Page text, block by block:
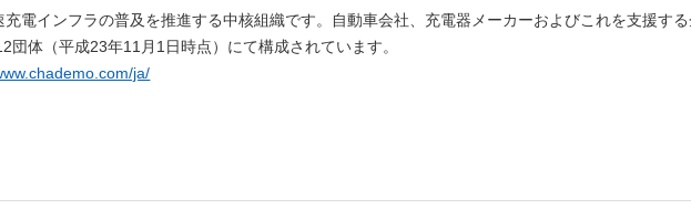
充電インフラの普及を推進する中核組織です。自動車会社、充電器メーカーおよびこれを支援す
団体（平成23年11月1日時点）にて構成されています。
ja/（新しいウィンドウを開きます）